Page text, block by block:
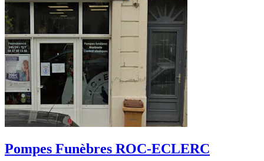
Pompes Funèbres ROC-ECLERC